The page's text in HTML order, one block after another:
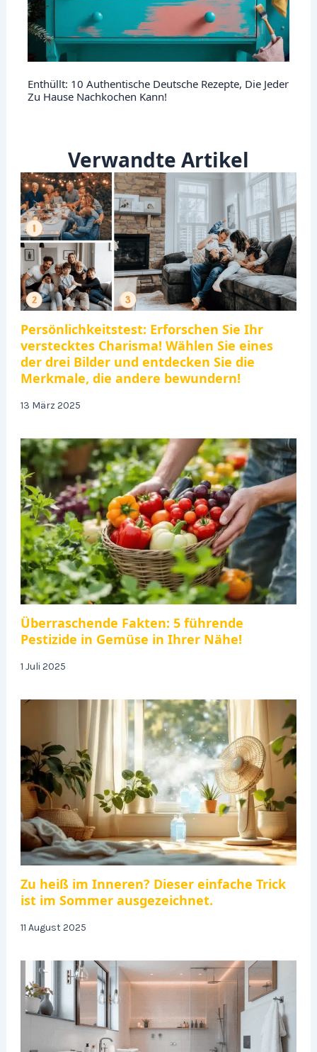
Enthüllt: 10 Authentische Deutsche Rezepte, Die Jeder
Zu Hause Nachkochen Kann!
Verwandte Artikel
Persönlichkeitstest: Erforschen Sie Ihr
verstecktes Charisma! Wählen Sie eines
der drei Bilder und entdecken Sie die
Merkmale, die andere bewundern!
13 März 2025
Überraschende Fakten: 5 führende
Pestizide in Gemüse in Ihrer Nähe!
1 Juli 2025
Zu heiß im Inneren? Dieser einfache Trick
ist im Sommer ausgezeichnet.
11 August 2025